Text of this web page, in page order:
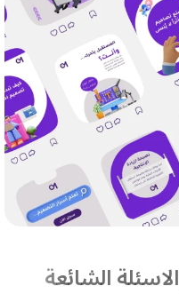
الاسئلة الشائعة